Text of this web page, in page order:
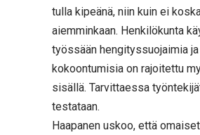
tulla kipeänä, niin kuin ei
aiemminkaan. Henkilökunta
työssään hengityssuojaimia
kokoontumisia on rajoitettu
sisällä. Tarvittaessa
testataan.
Haapanen uskoo, että